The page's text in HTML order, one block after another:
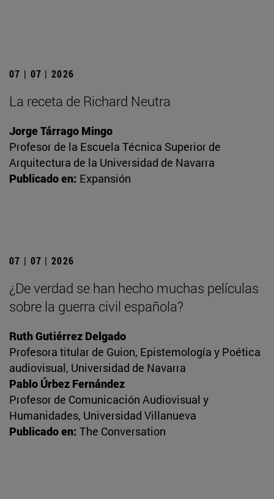
07 | 07 | 2026
La receta de Richard Neutra
Jorge Tárrago Mingo
Profesor de la Escuela Técnica Superior de
Arquitectura de la Universidad de Navarra
Publicado en: Expansión
07 | 07 | 2026
¿De verdad se han hecho muchas películas
sobre la guerra civil española?
Ruth Gutiérrez Delgado
Profesora titular de Guion, Epistemología y Poética
audiovisual, Universidad de Navarra
Pablo Úrbez Fernández
Profesor de Comunicación Audiovisual y
Humanidades, Universidad Villanueva
Publicado en: The Conversation